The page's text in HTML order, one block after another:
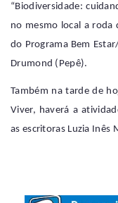
“Biodiversidade:
no mesmo local a roda
do Programa Bem
Drumond (Pepê).
Também na tarde de
Viver, haverá a
as escritoras Luzia Inês